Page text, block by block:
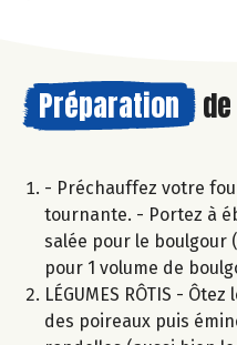
Préparation
- Préchauffez votre
tournante. - Portez à
salée pour le boulgour
pour 1 volume de
LÉGUMES RÔTIS -
des poireaux puis